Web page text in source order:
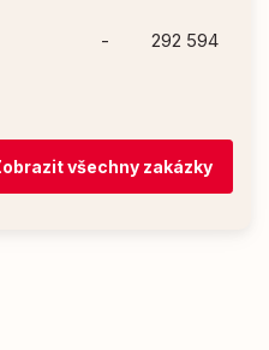
- 292 594
všechny zakázky